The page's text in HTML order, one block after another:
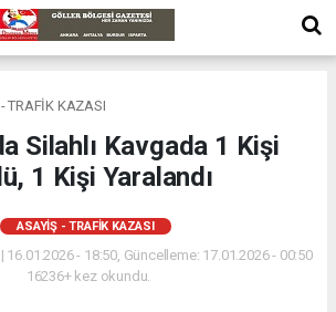
TRAFİK KAZASI
Silahlı Kavgada 1 Kişi
1 Kişi Yaralandı
ASAYİŞ - TRAFİK KAZASI
16.01.2026 - 18:50, Güncelleme: 17.01.2026 - 00:50
16236+ kez okundu.